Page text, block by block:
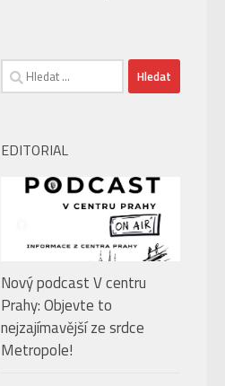
Vyhledávání
EDITORIAL
Nový podcast V centru
Prahy: Objevte to
nejzajímavější ze srdce
Metropole!